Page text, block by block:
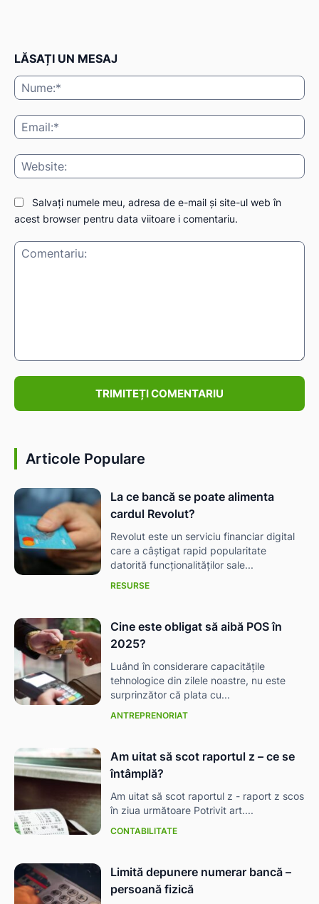
LĂSAȚI UN MESAJ
Salvați numele meu, adresa de e-mail și site-ul web în
acest browser pentru data viitoare i comentariu.
Articole Populare
La ce bancă se poate alimenta
cardul Revolut?
Revolut este un serviciu financiar digital
care a câștigat rapid popularitate
datorită funcționalităților sale...
RESURSE
Cine este obligat să aibă POS în
2025?
Luând în considerare capacitățile
tehnologice din zilele noastre, nu este
surprinzător că plata cu...
ANTREPRENORIAT
Am uitat să scot raportul z – ce se
întâmplă?
Am uitat să scot raportul z - raport z scos
în ziua următoare Potrivit art....
CONTABILITATE
Limită depunere numerar bancă –
persoană fizică